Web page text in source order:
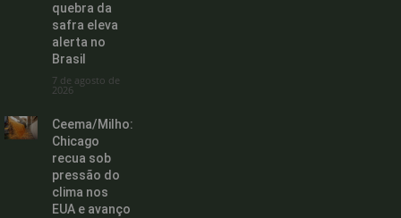
quebra da
safra eleva
alerta no
Brasil
7 de agosto de
2026
Ceema/Milho:
Chicago
recua sob
pressão do
clima nos
EUA e avanço